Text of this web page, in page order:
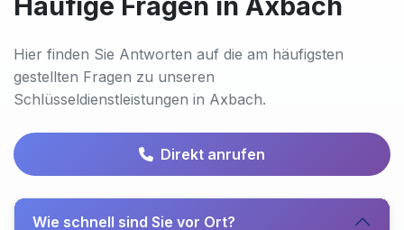
Hier finden Sie Antworten auf die am häufigsten
gestellten Fragen zu unseren
Schlüsseldienstleistungen in Axbach.
Direkt anrufen
Wie schnell sind Sie vor Ort?